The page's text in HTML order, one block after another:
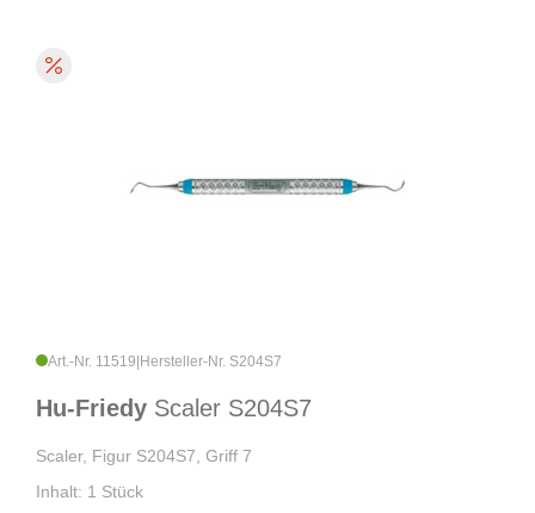
Art.-Nr. 11519 Hersteller-Nr. S204S7
Hu-Friedy Scaler S204S7
Scaler, Figur S204S7, Griff 7
Inhalt: 1 Stück